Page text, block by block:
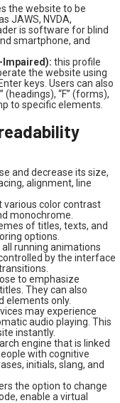
the website to be
JAWS, NVDA,
is software for blind
smartphone, and
Impaired): this profile
the website using
keys. Users can also
(headings), “F” (forms),
to specific elements.
and decrease its size,
alignment, line
various color contrast
monochrome.
of titles, texts, and
options.
running animations
by the interface
to emphasize
They can also
elements only.
may experience
audio playing. This
instantly.
engine that is linked
with cognitive
initials, slang, and
the option to change
enable a virtual